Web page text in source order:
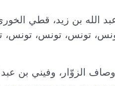
عبد الله بن زيد، قطي
تونس، تونس،
الزوّار، وفيني بن